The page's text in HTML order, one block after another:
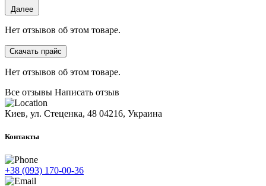
Далее
Нет отзывов об этом товаре.
Скачать прайс
Нет отзывов об этом товаре.
Все отзывы Написать отзыв
Киев, ул. Стеценка, 48 04216, Украина
Контакты
+38 (093) 170-00-36